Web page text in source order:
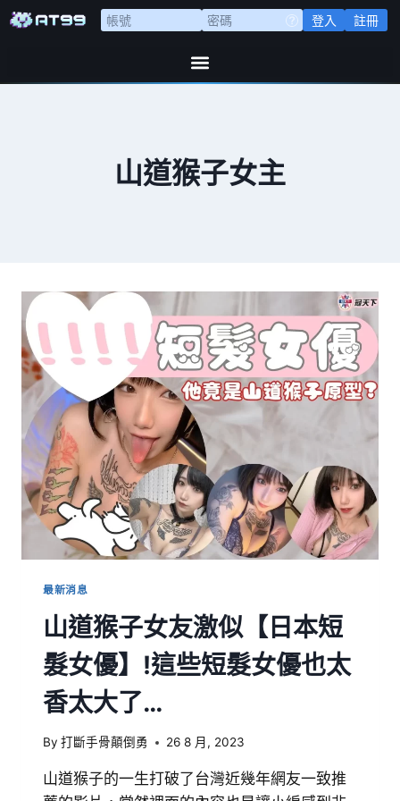
登入 註冊
山道猴子女主
最新消息
山道猴子女友激似【日本短
髮女優】!這些短髮女優也太
香太大了…
By 打斷手骨顛倒勇 26 8 月, 2023
山道猴子的一生打破了台灣近幾年網友一致推